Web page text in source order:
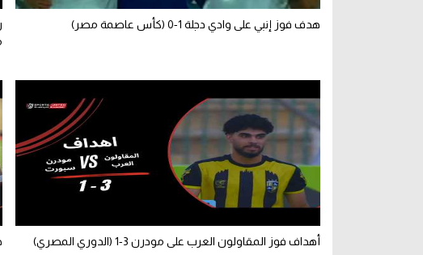
هدف فوز إنبي على وادي دجلة 1-0 (كأس عاصمة مصر)
أهداف فوز المقاولون العرب على مودرن 3-1 (الدوري المصري)